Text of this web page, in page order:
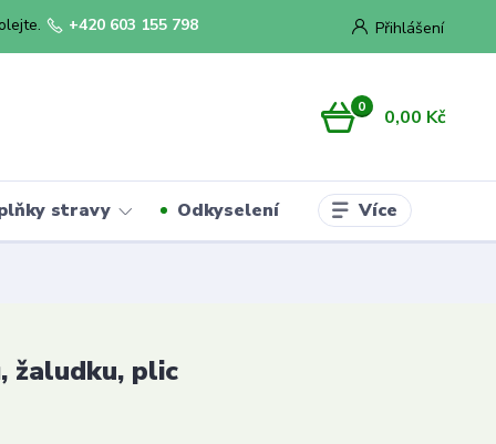
Přihlášení
+420 603 155 798
0 0,00 Kč
stravy Odkyselení Více
žaludku, plic